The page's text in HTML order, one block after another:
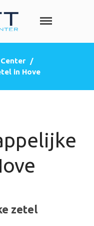
working space
/ Consulting
The Loft
Business
co-working
space, een
/
in Hove
zetel